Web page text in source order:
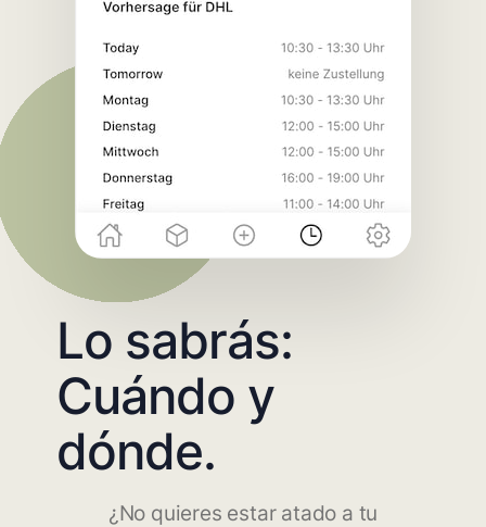
Lo sabrás:
Cuándo y
dónde.
¿No quieres estar atado a tu